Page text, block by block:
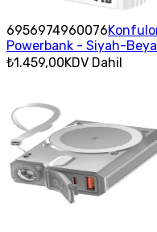
6956974960076
Powerbank - Siyah-
₺1.459,00KDV Dahil